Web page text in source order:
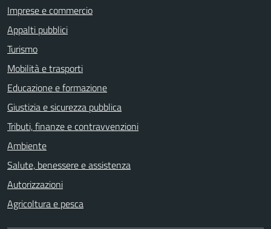
Imprese e commercio
Appalti pubblici
Turismo
Mobilità e trasporti
Educazione e formazione
Giustizia e sicurezza pubblica
Tributi, finanze e contravvenzioni
Ambiente
Salute, benessere e assistenza
Autorizzazioni
Agricoltura e pesca